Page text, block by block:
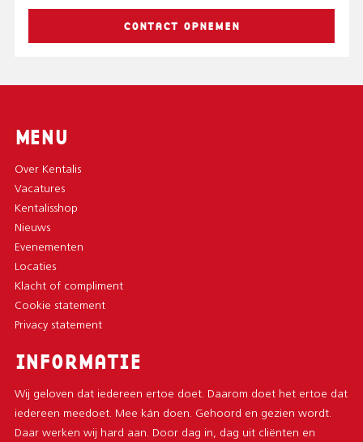
CONTACT OPNEMEN
MENU
Over Kentalis
Vacatures
Kentalisshop
Nieuws
Evenementen
Locaties
Klacht of compliment
Cookie statement
Privacy statement
INFORMATIE
Wij geloven dat iedereen ertoe doet. Daarom doet het ertoe dat
iedereen meedoet. Mee kán doen. Gehoord en gezien wordt.
Daar werken wij hard aan. Door dag in, dag uit cliënten en